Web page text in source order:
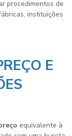
procedimentos de
instituições
E
equivalente à